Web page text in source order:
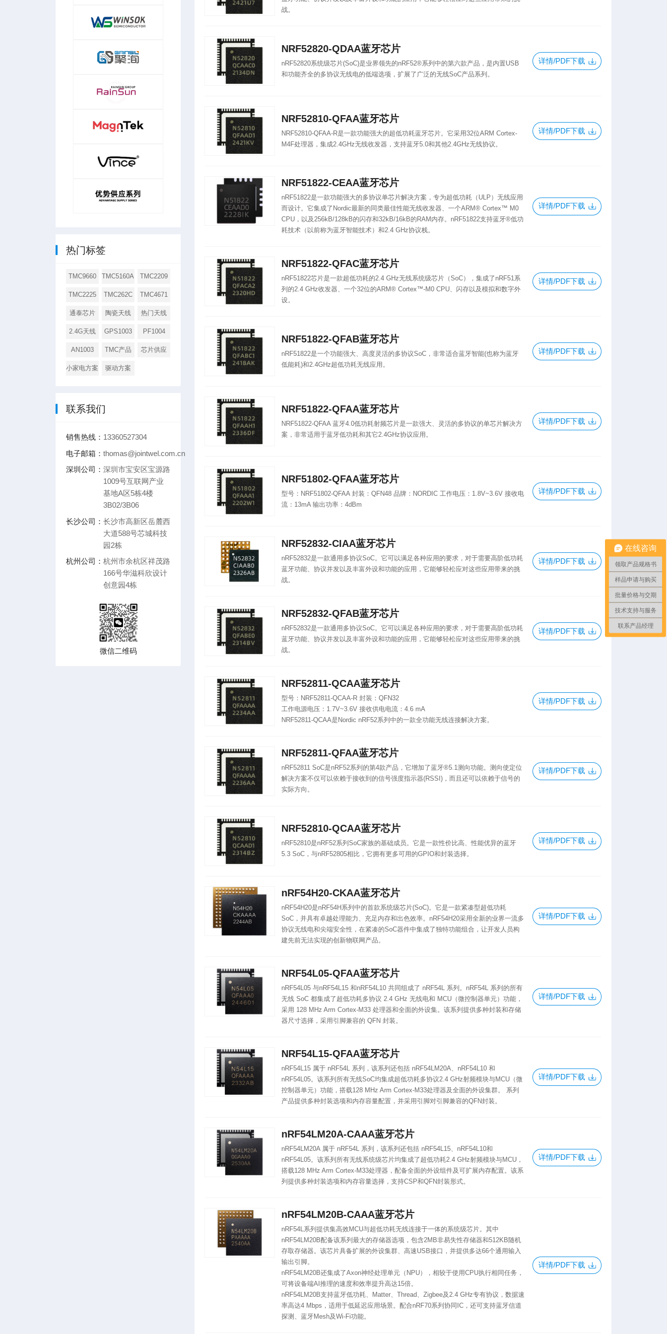
热门标签
TMC9660 TMC5160A TMC2209
TMC2225 TMC262C TMC4671
通泰芯片 陶瓷天线 热门天线
2.4G天线 GPS1003 PF1004
AN1003 TMC产品 芯片供应
小家电方案 驱动方案
联系我们
销售热线： 13360527304
电子邮箱： thomas@jointwel.com.cn
深圳公司： 深圳市宝安区宝源路
1009号互联网产业
基地A区5栋4楼
3B02/3B06
长沙公司： 长沙市高新区岳麓西
大道588号芯城科技
园2栋
杭州公司： 杭州市余杭区祥茂路
166号华滋科欣设计
创意园4栋
微信二维码
战。
NRF52820-QDAA蓝牙芯片
nRF52820系统级芯片(SoC)是业界领先的nRF52®系列中的第六款产品，是内置USB
和功能齐全的多协议无线电的低端选项，扩展了广泛的无线SoC产品系列。
详情/PDF下载
NRF52810-QFAA蓝牙芯片
NRF52810-QFAA-R是一款功能强大的超低功耗蓝牙芯片。它采用32位ARM Cortex-
M4F处理器，集成2.4GHz无线收发器，支持蓝牙5.0和其他2.4GHz无线协议。
详情/PDF下载
NRF51822-CEAA蓝牙芯片
​nRF51822是一款功能强大的多协议单芯片解决方案，专为超低功耗（ULP）无线应用
而设计。它集成了Nordic最新的同类最佳性能无线收发器、一个ARM® Cortex™ M0
CPU，以及256kB/128kB的闪存和32kB/16kB的RAM内存。nRF51822支持蓝牙®低功
耗技术（以前称为蓝牙智能技术）和2.4 GHz协议栈。
详情/PDF下载
NRF51822-QFAC蓝牙芯片
nRF51822芯片是一款超低功耗的2.4 GHz无线系统级芯片（SoC），集成了nRF51系
列的2.4 GHz收发器、一个32位的ARM® Cortex™-M0 CPU、闪存以及模拟和数字外
设。
详情/PDF下载
NRF51822-QFAB蓝牙芯片
nRF51822是一个功能强大、高度灵活的多协议SoC，非常适合蓝牙智能(也称为蓝牙
低能耗)和2.4GHz超低功耗无线应用。
详情/PDF下载
NRF51822-QFAA蓝牙芯片
NRF51822-QFAA 蓝牙4.0低功耗射频芯片是一款强大、灵活的多协议的单芯片解决方
案，非常适用于蓝牙低功耗和其它2.4GHz协议应用。
详情/PDF下载
NRF51802-QFAA蓝牙芯片
型号：NRF51802-QFAA 封装：QFN48 品牌：NORDIC 工作电压：1.8V~3.6V 接收电
流：13mA 输出功率：4dBm
详情/PDF下载
NRF52832-CIAA蓝牙芯片
nRF52832是一款通用多协议SoC。它可以满足各种应用的要求，对于需要高阶低功耗
蓝牙功能、协议并发以及丰富外设和功能的应用，它能够轻松应对这些应用带来的挑
战。
详情/PDF下载
NRF52832-QFAB蓝牙芯片
nRF52832是一款通用多协议SoC。它可以满足各种应用的要求，对于需要高阶低功耗
蓝牙功能、协议并发以及丰富外设和功能的应用，它能够轻松应对这些应用带来的挑
战。
详情/PDF下载
NRF52811-QCAA蓝牙芯片
型号：NRF52811-QCAA-R 封装：QFN32
工作电源电压：1.7V~3.6V 接收供电电流：4.6 mA
NRF52811-QCAA是Nordic nRF52系列中的一款全功能无线连接解决方案。
详情/PDF下载
NRF52811-QFAA蓝牙芯片
nRF52811 SoC是nRF52系列的第4款产品，它增加了蓝牙®5.1测向功能。测向使定位
解决方案不仅可以依赖于接收到的信号强度指示器(RSSI)，而且还可以依赖于信号的
实际方向。
详情/PDF下载
NRF52810-QCAA蓝牙芯片
nRF52810是nRF52系列SoC家族的基础成员。它是一款性价比高、性能优异的蓝牙
5.3 SoC，与nRF52805相比，它拥有更多可用的GPIO和封装选择。
详情/PDF下载
nRF54H20-CKAA蓝牙芯片
nRF54H20是nRF54H系列中的首款系统级芯片(SoC)。它是一款紧凑型超低功耗
SoC，并具有卓越处理能力、充足内存和出色效率。nRF54H20采用全新的业界一流多
协议无线电和尖端安全性，在紧凑的SoC器件中集成了独特功能组合，让开发人员构
建先前无法实现的创新物联网产品。
详情/PDF下载
NRF54L05-QFAA蓝牙芯片
nRF54L05 与nRF54L15 和nRF54L10 共同组成了 nRF54L 系列。nRF54L 系列的所有
无线 SoC 都集成了超低功耗多协议 2.4 GHz 无线电和 MCU（微控制器单元）功能，
采用 128 MHz Arm Cortex-M33 处理器和全面的外设集。该系列提供多种封装和存储
器尺寸选择，采用引脚兼容的 QFN 封装。
详情/PDF下载
NRF54L15-QFAA蓝牙芯片
nRF54L15 属于 nRF54L 系列，该系列还包括 nRF54LM20A、nRF54L10 和
nRF54L05。该系列所有无线SoC均集成超低功耗多协议2.4 GHz射频模块与MCU（微
控制器单元）功能，搭载128 MHz Arm Cortex-M33处理器及全面的外设集群。 系列
产品提供多种封装选项和内存容量配置，并采用引脚对引脚兼容的QFN封装。
详情/PDF下载
nRF54LM20A-CAAA蓝牙芯片
nRF54LM20A 属于 nRF54L 系列，该系列还包括 nRF54L15、nRF54L10和
nRF54L05。该系列所有无线系统级芯片均集成了超低功耗2.4 GHz射频模块与MCU，
搭载128 MHz Arm Cortex-M33处理器，配备全面的外设组件及可扩展内存配置。该系
列提供多种封装选项和内存容量选择，支持CSP和QFN封装形式。
详情/PDF下载
nRF54LM20B-CAAA蓝牙芯片
nRF54L系列提供集高效MCU与超低功耗无线连接于一体的系统级芯片。其中
nRF54LM20B配备该系列最大的存储器选项，包含2MB非易失性存储器和512KB随机
存取存储器。该芯片具备扩展的外设集群、高速USB接口，并提供多达66个通用输入
输出引脚。
nRF54LM20B还集成了Axon神经处理单元（NPU），相较于使用CPU执行相同任务，
可将设备端AI推理的速度和效率提升高达15倍。
nRF54LM20B支持蓝牙低功耗、Matter、Thread、Zigbee及2.4 GHz专有协议，数据速
率高达4 Mbps，适用于低延迟应用场景。配合nRF70系列协同IC，还可支持蓝牙信道
探测、蓝牙Mesh及Wi-Fi功能。
详情/PDF下载
在线咨询
领取产品规格书
样品申请与购买
批量价格与交期
技术支持与服务
联系产品经理